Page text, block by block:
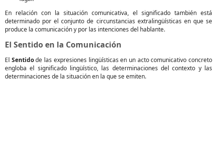
En relación con la situación comunicativa, el significado también está
determinado por el conjunto de circunstancias extralingüísticas en que se
produce la comunicación y por las intenciones del hablante.
El Sentido en la Comunicación
El Sentidode las expresiones lingüísticas en un acto comunicativo concreto
engloba el significado lingüístico, las determinaciones del contexto y las
determinaciones de la situación en la que se emiten.